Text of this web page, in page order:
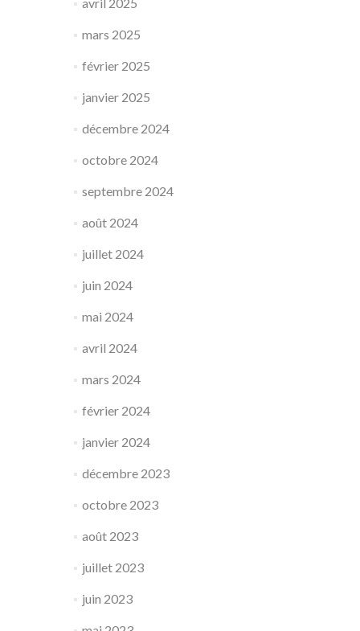
mars 2025
février 2025
janvier 2025
décembre 2024
octobre 2024
septembre 2024
août 2024
juillet 2024
juin 2024
mai 2024
avril 2024
mars 2024
février 2024
janvier 2024
décembre 2023
octobre 2023
août 2023
juillet 2023
juin 2023